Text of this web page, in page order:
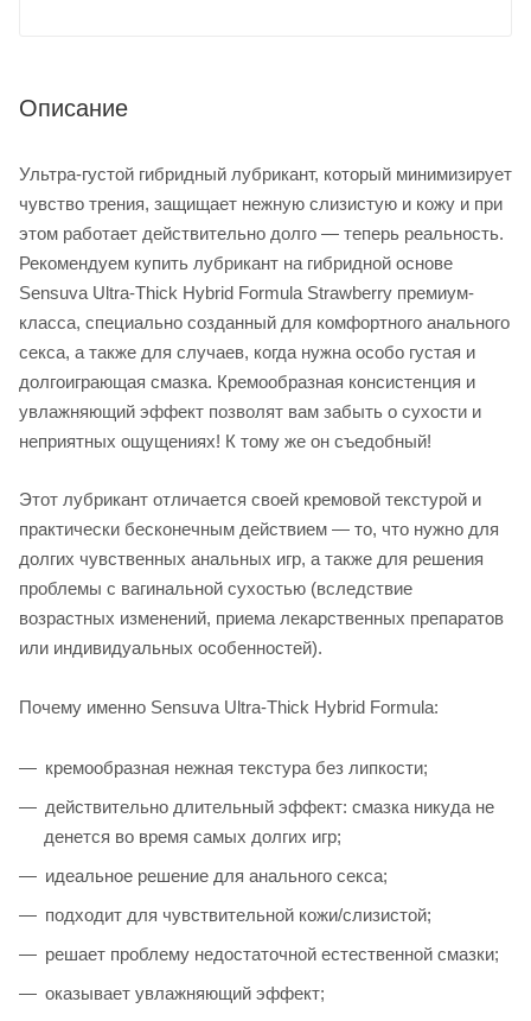
Описание
Ультра-густой гибридный лубрикант, который минимизирует
чувство трения, защищает нежную слизистую и кожу и при
этом работает действительно долго — теперь реальность.
Рекомендуем купить лубрикант на гибридной основе
Sensuva Ultra-Thick Hybrid Formula Strawberry премиум-
класса, специально созданный для комфортного анального
секса, а также для случаев, когда нужна особо густая и
долгоиграющая смазка. Кремообразная консистенция и
увлажняющий эффект позволят вам забыть о сухости и
неприятных ощущениях! К тому же он съедобный!
Этот лубрикант отличается своей кремовой текстурой и
практически бесконечным действием — то, что нужно для
долгих чувственных анальных игр, а также для решения
проблемы с вагинальной сухостью (вследствие
возрастных изменений, приема лекарственных препаратов
или индивидуальных особенностей).
Почему именно Sensuva Ultra-Thick Hybrid Formula:
кремообразная нежная текстура без липкости;
действительно длительный эффект: смазка никуда не
денется во время самых долгих игр;
идеальное решение для анального секса;
подходит для чувствительной кожи/слизистой;
решает проблему недостаточной естественной смазки;
оказывает увлажняющий эффект;